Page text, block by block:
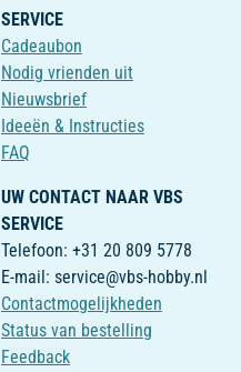
SERVICE
Cadeaubon
Nodig vrienden uit
Nieuwsbrief
Ideeën & Instructies
FAQ
UW CONTACT NAAR VBS
SERVICE
Telefoon: +31 20 809 5778
E-mail: service@vbs-hobby.nl
Contactmogelijkheden
Status van bestelling
Feedback